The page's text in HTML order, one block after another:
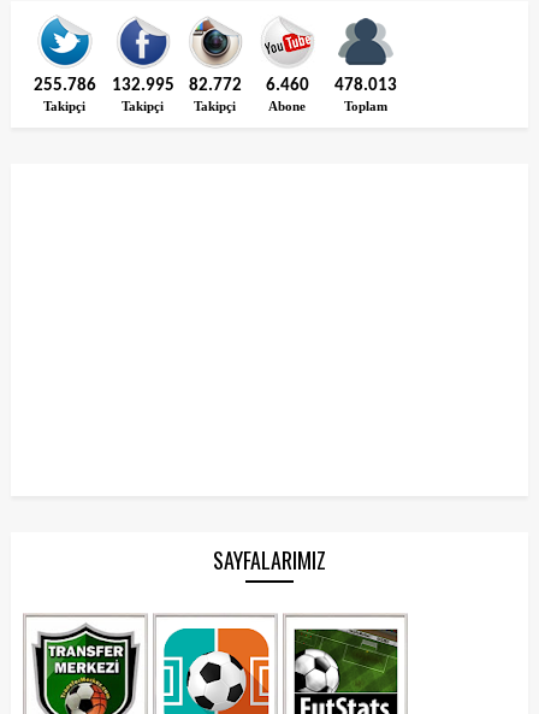
255.786
Takipçi
132.995
Takipçi
82.772
Takipçi
6.460
Abone
478.013
Toplam
SAYFALARIMIZ